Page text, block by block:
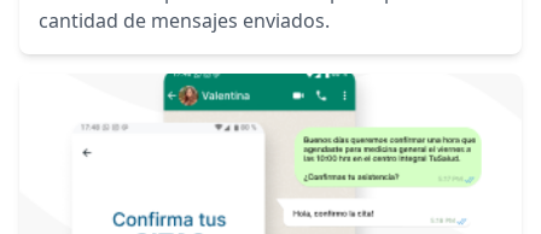
cantidad de mensajes enviados.